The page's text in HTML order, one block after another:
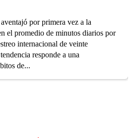
por primera vez a la
el promedio de minutos diarios por
internacional de veinte
responde a una
de...